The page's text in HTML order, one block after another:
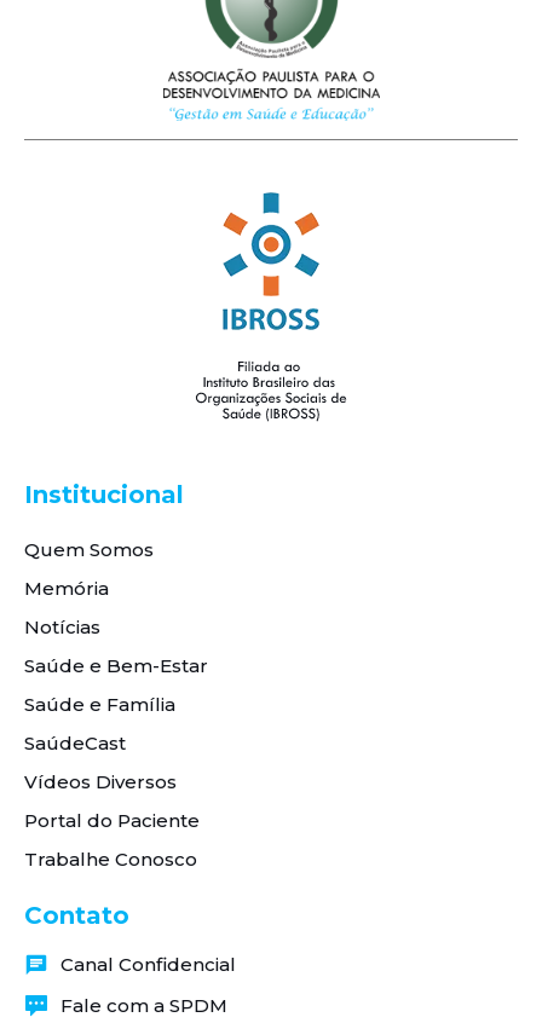
Institucional
Quem Somos
Memória
Notícias
Saúde e Bem-Estar
Saúde e Família
SaúdeCast
Vídeos Diversos
Portal do Paciente
Trabalhe Conosco
Contato
Canal Confidencial
Fale com a SPDM